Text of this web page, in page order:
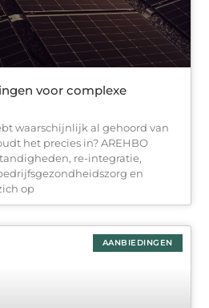
voor complexe
waarschijnlijk al gehoord van
het precies in? AREHBO
re-integratie,
en
op
AANBIEDINGEN